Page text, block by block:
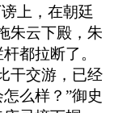
上，在朝廷
朱云下殿，朱
都拉断了。
干交游，已经
么样？”御史